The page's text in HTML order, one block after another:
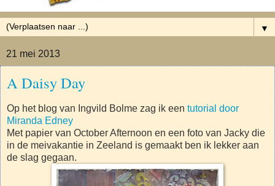
▼
21 mei 2013
A Daisy Day
Op het blog van Ingvild Bolme zag ik een tutorial door
Miranda Edney
Met papier van October Afternoon en een foto van Jacky die
in de meivakantie in Zeeland is gemaakt ben ik lekker aan
de slag gegaan.